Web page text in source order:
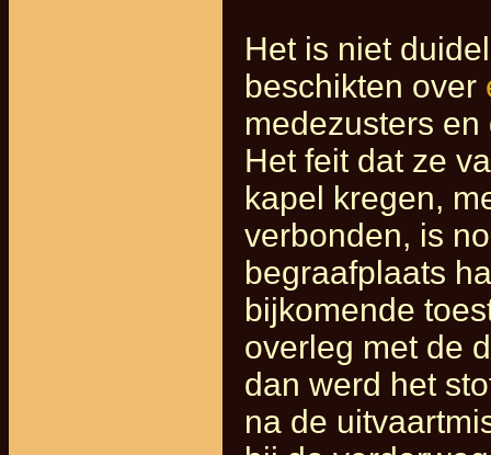
Het is niet
beschikten over
medezusters
Het feit dat ze
kapel kregen,
verbonden, is
begraafplaats
bijkomende
overleg met de
dan werd het
na de